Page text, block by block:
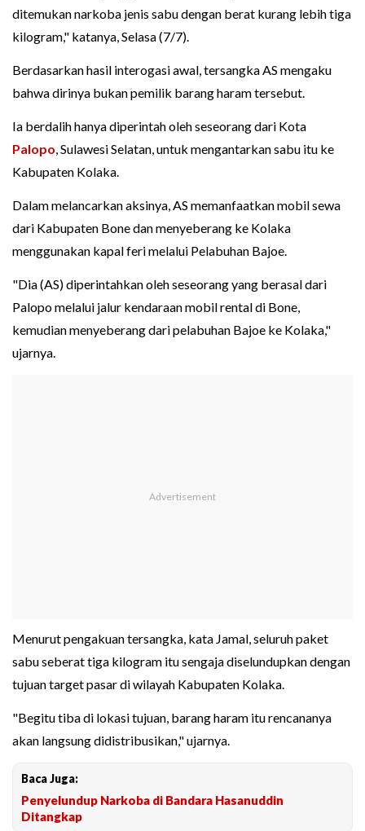
ditemukan narkoba jenis sabu dengan berat kurang lebih tiga
kilogram," katanya, Selasa (7/7).
Berdasarkan hasil interogasi awal, tersangka AS mengaku
bahwa dirinya bukan pemilik barang haram tersebut.
Ia berdalih hanya diperintah oleh seseorang dari Kota
Palopo, Sulawesi Selatan, untuk mengantarkan sabu itu ke
Kabupaten Kolaka.
Dalam melancarkan aksinya, AS memanfaatkan mobil sewa
dari Kabupaten Bone dan menyeberang ke Kolaka
menggunakan kapal feri melalui Pelabuhan Bajoe.
"Dia (AS) diperintahkan oleh seseorang yang berasal dari
Palopo melalui jalur kendaraan mobil rental di Bone,
kemudian menyeberang dari pelabuhan Bajoe ke Kolaka,"
ujarnya.
Menurut pengakuan tersangka, kata Jamal, seluruh paket
sabu seberat tiga kilogram itu sengaja diselundupkan dengan
tujuan target pasar di wilayah Kabupaten Kolaka.
"Begitu tiba di lokasi tujuan, barang haram itu rencananya
akan langsung didistribusikan," ujarnya.
Baca Juga:
Penyelundup Narkoba di Bandara Hasanuddin
Ditangkap